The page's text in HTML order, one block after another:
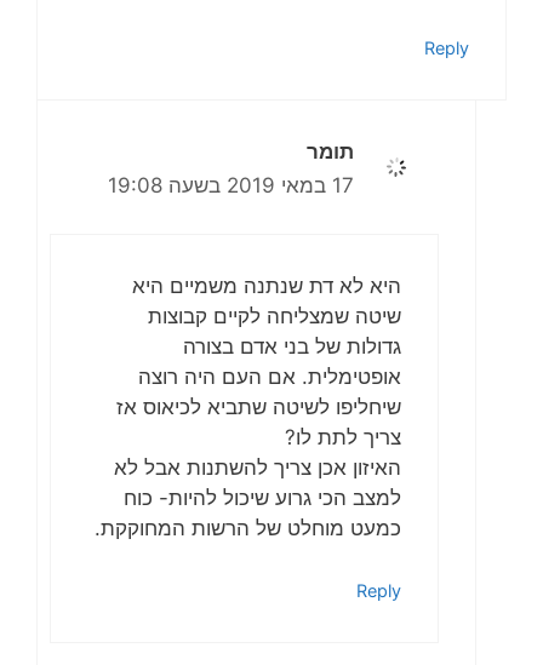
Reply
תומר
17 במאי 2019 בשעה 19:08
היא לא דת שנתנה משמיים היא
שיטה שמצליחה לקיים קבוצות
גדולות של בני אדם בצורה
אופטימלית. אם העם היה רוצה
שיחליפו לשיטה שתביא לכיאוס אז
צריך לתת לו?
האיזון אכן צריך להשתנות אבל לא
למצב הכי גרוע שיכול להיות- כוח
כמעט מוחלט של הרשות המחוקקת.
Reply